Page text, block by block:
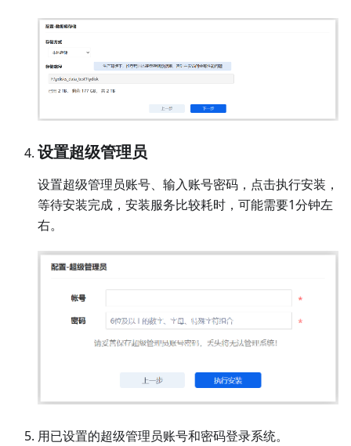
设置超级管理员
设置超级管理员账号、输入账号密码，点击执行安装，
等待安装完成，安装服务比较耗时，可能需要1分钟左
右。
用已设置的超级管理员账号和密码登录系统。